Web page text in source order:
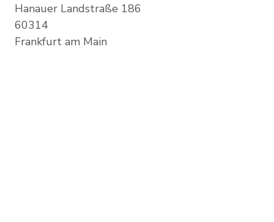
Hanauer Landstraße 186
60314
Frankfurt am Main